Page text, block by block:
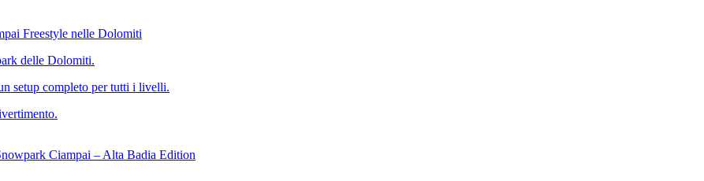
Freestyle nelle Dolomiti
delle Dolomiti.
setup completo per tutti i livelli.
Ciampai – Alta Badia Edition